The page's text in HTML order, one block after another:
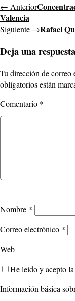
← Anterior
Valencia
Siguiente →Rafael
Deja una respuesta
Tu dirección de correo
obligatorios están
Comentario *
Nombre *
Correo electrónico *
Web
He leído y acepto la
Información básica